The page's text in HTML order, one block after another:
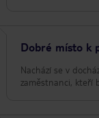
Dobré místo k
Nachází se v
zaměstnanci, kteří